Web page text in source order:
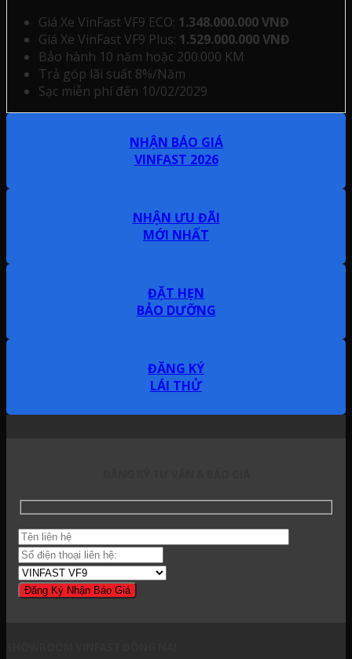
Giá Xe VinFast VF9 ECO: 1.348.000.000 VNĐ
Giá Xe VinFast VF9 Plus: 1.529.000.000 VNĐ
Bảo hành 10 năm hoặc 200.000 KM
Trả góp lãi suất 8%/Năm
Sạc miễn phí đến 10/02/2029
NHẬN BÁO GIÁ
VINFAST 2026
NHẬN ƯU ĐÃI
MỚI NHẤT
ĐẶT HẸN
BẢO DƯỠNG
ĐĂNG KÝ
LÁI THỬ